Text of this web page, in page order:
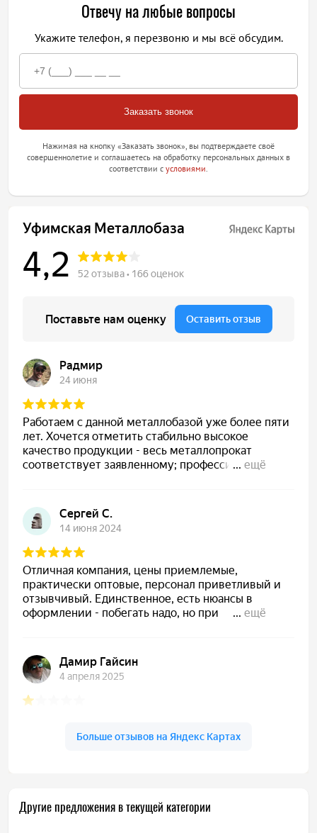
Отвечу на любые вопросы
Укажите телефон, я перезвоню и мы всё обсудим.
Нажимая на кнопку «Заказать звонок», вы подтверждаете своё
совершеннолетие и соглашаетесь на обработку персональных данных в
соответствии с условиями.
Другие предложения в текущей категории